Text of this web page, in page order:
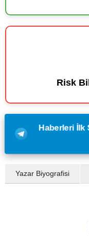
Risk
Haberleri İlk
Yazar Biyografisi